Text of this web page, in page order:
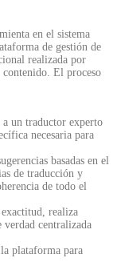
en el sistema
de gestión de
realizada por
El proceso
un traductor experto
necesaria para
basadas en el
de traducción y
de todo el
realiza
verdad centralizada
plataforma para